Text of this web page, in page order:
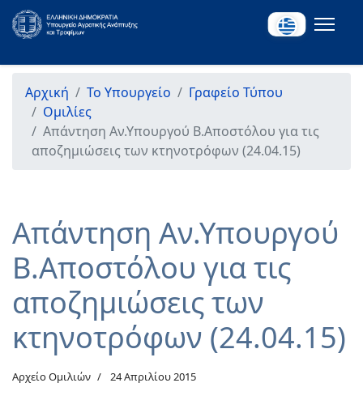
Αρχική Το Υπουργείο
Γραφείο Τύπου
Ομιλίες
Απάντηση Αν.Υπουργού Β.Αποστόλου για τις
αποζημιώσεις των κτηνοτρόφων (24.04.15)
Απάντηση Αν.Υπουργού
Β.Αποστόλου για τις
αποζημιώσεις των
κτηνοτρόφων (24.04.15)
Αρχείο Ομιλιών 24 Απριλίου 2015